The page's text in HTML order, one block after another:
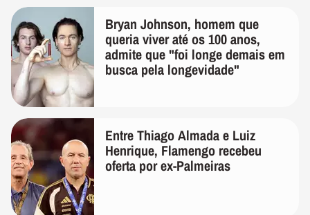
Bryan Johnson, homem que
queria viver até os 100 anos,
admite que "foi longe demais em
busca pela longevidade"
Entre Thiago Almada e Luiz
Henrique, Flamengo recebeu
oferta por ex-Palmeiras